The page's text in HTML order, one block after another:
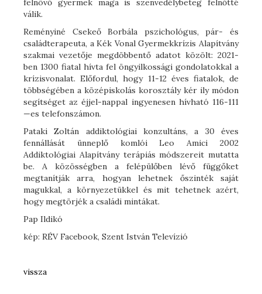
felnövő gyermek maga is szenvedélybeteg felnőtté
válik.
Reményiné Csekeő Borbála pszichológus, pár- és
családterapeuta, a Kék Vonal Gyermekkrízis Alapítvány
szakmai vezetője megdöbbentő adatot közölt: 2021-
ben 1300 fiatal hívta fel öngyilkossági gondolatokkal a
krízisvonalat. Előfordul, hogy 11-12 éves fiatalok, de
többségében a középiskolás korosztály kér ily módon
segítséget az éjjel-nappal ingyenesen hívható 116-111
—es telefonszámon.
Pataki Zoltán addiktológiai konzultáns, a 30 éves
fennállását ünneplő komlói Leo Amici 2002
Addiktológiai Alapítvány terápiás módszereit mutatta
be. A közösségben a felépülőben lévő függőket
megtanítják arra, hogyan lehetnek őszinték saját
magukkal, a környezetükkel és mit tehetnek azért,
hogy megtörjék a családi mintákat.
Pap Ildikó
kép: RÉV Facebook, Szent István Televízió
vissza